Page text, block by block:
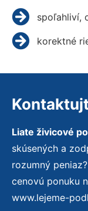
spoľahliví,
korektné
Liate živicové
skúsených a
rozumný
cenovú ponuku
www.lejeme-